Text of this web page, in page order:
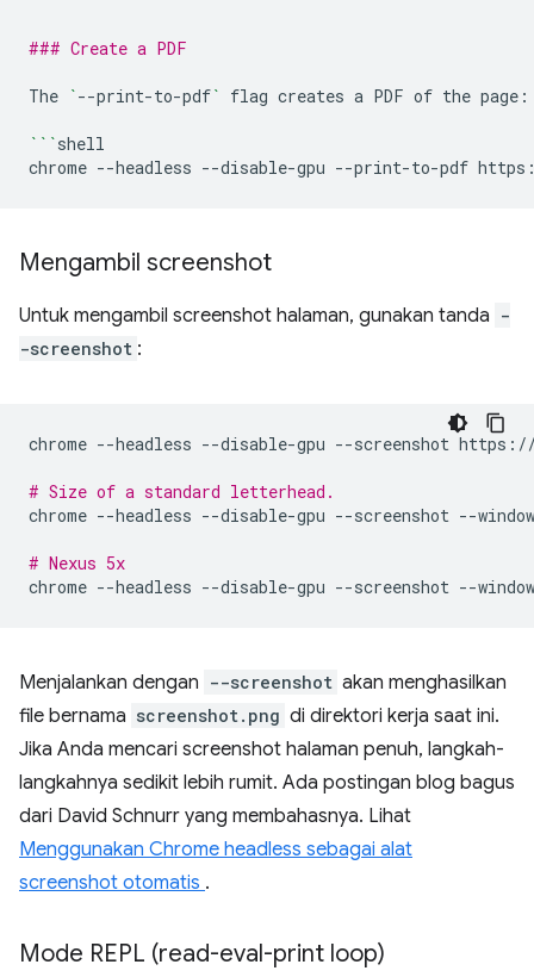
### Create a PDF
The `--print-to-pdf` flag creates a PDF of the page:
```shell
chrome --headless --disable-gpu --print-to-pdf
Mengambil screenshot
Untuk mengambil screenshot halaman, gunakan tanda -
-screenshot :
chrome --headless --disable-gpu --screenshot https://
# Size of a standard letterhead.
chrome --headless --disable-gpu --screenshot --
# Nexus 5x
chrome --headless --disable-gpu --screenshot --
Menjalankan dengan --screenshot akan menghasilkan
file bernama screenshot.png di direktori kerja saat ini.
Jika Anda mencari screenshot halaman penuh, langkah-
langkahnya sedikit lebih rumit. Ada postingan blog bagus
dari David Schnurr yang membahasnya. Lihat
Menggunakan Chrome headless sebagai alat
screenshot otomatis .
Mode REPL (read-eval-print loop)